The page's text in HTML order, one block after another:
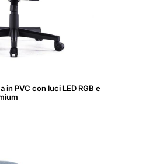
in PVC con luci LED RGB e